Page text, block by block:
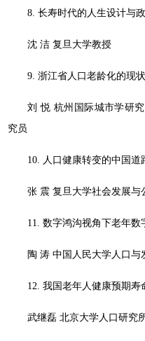
8. 长寿时代的人生设计与
沈 洁 复旦大学教授
9. 浙江省人口老龄化的现
刘 悦 杭州国际城市学研
究员
10. 人口健康转变的中国
张 震 复旦大学社会发展与
11. 数字鸿沟视角下老年数
陶 涛 中国人民大学人口与
12. 我国老年人健康预期
武继磊 北京大学人口研究